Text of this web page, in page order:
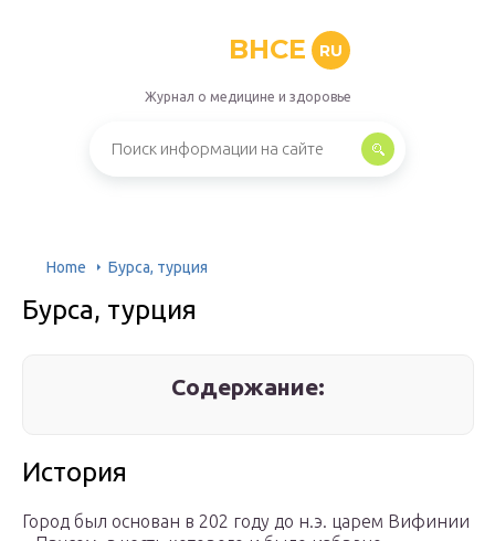
BHCE RU
Журнал о медицине и здоровье
Home Бурса, турция
Бурса, турция
Содержание:
История
Город был основан в 202 году до н.э. царем Вифинии